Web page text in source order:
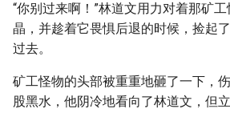
“你别过来啊！”林道文用力对着那矿
晶，并趁着它畏惧后退的时候，捡起
过去。
矿工怪物的头部被重重地砸了一下，
股黑水，他阴冷地看向了林道文，但